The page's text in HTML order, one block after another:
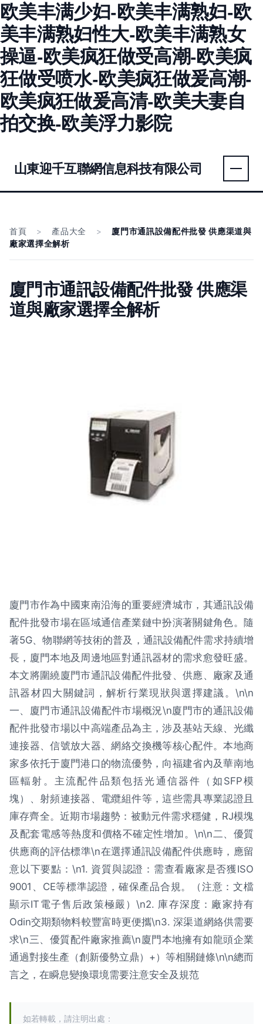
欧美丰满少妇-欧美丰满熟妇-欧
美丰满熟妇性大-欧美丰满熟女
操逼-欧美疯狂做受高潮-欧美疯
狂做受喷水-欧美疯狂做爰高潮-
欧美疯狂做爰高清-欧美夫妻自
拍交换-欧美浮力影院
山東迎千互聯網信息科技有限公司
首頁 > 產品大全 >
廈門市通訊設備配件批發 供應渠道與
廠家選擇全解析
廈門市通訊設備配件批發 供應渠
道與廠家選擇全解析
廈門市作為中國東南沿海的重要經濟城市，其通訊設備
配件批發市場在區域通信產業鏈中扮演著關鍵角色。隨
著5G、物聯網等技術的普及，通訊設備配件需求持續增
長，廈門本地及周邊地區對通訊器材的需求愈發旺盛。
本文將圍繞廈門市通訊設備配件批發、供應、廠家及通
訊器材四大關鍵詞，解析行業現狀與選擇建議。\n\n
一、廈門市通訊設備配件市場概況\n廈門市的通訊設備
配件批發市場以中高端產品為主，涉及基站天線、光纖
連接器、信號放大器、網絡交換機等核心配件。本地商
家多依托于廈門港口的物流優勢，向福建省內及華南地
區輻射。主流配件品類包括光通信器件（如SFP模
塊）、射頻連接器、電纜組件等，這些需具專業認證且
庫存齊全。近期市場趨勢：被動元件需求穩健，RJ模塊
及配套電感等熱度和價格不確定性增加。\n\n二、優質
供應商的評估標準\n在選擇通訊設備配件供應時，應留
意以下要點：\n1. 資質與認證：需查看廠家是否獲ISO
9001、CE等標準認證，確保產品合規。（注意：文檔
顯示IT電子售后政策極嚴）\n2. 庫存深度：廠家持有
Odin交期類物料較豐富時更便攜\n3. 深渠道網絡供需要
求\n三、優質配件廠家推薦\n廈門本地擁有如龍頭企業
通過對接生產（創新優勢立鼎）+）等相關鏈條\n\n總而
言之，在瞬息變換環境需要注意安全及規范
如若轉載，請注明出處：